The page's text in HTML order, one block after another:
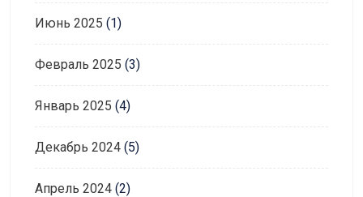
Июнь 2025 (1)
Февраль 2025 (3)
Январь 2025 (4)
Декабрь 2024 (5)
Апрель 2024 (2)